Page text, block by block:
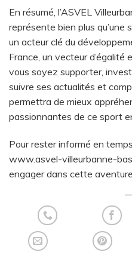
En résumé, l’ASVEL
représente bien plus qu’une
un acteur clé du
France, un vecteur d’égalité
vous soyez supporter,
suivre ses actualités et
permettra de mieux
passionnantes de ce sport
Pour rester informé en
www.asvel-villeurbanne-
engager dans cette